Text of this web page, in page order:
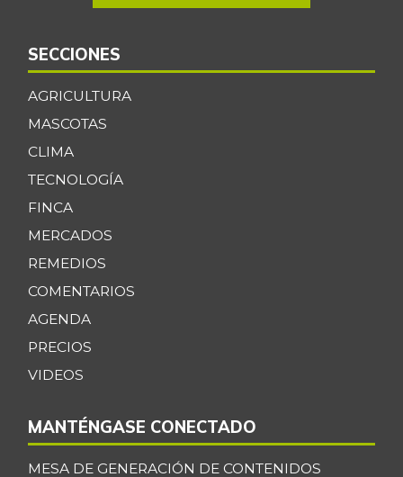
SECCIONES
AGRICULTURA
MASCOTAS
CLIMA
TECNOLOGÍA
FINCA
MERCADOS
REMEDIOS
COMENTARIOS
AGENDA
PRECIOS
VIDEOS
MANTÉNGASE CONECTADO
MESA DE GENERACIÓN DE CONTENIDOS